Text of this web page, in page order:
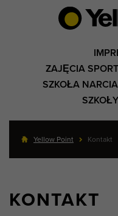
ZAJĘCIA
SZKOŁA
Yellow Point Kontakt
KONTAKT